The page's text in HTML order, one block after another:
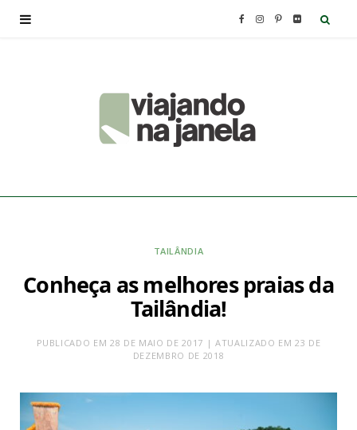
e
k
I
a
P
s
F
TAILÂNDIA
Conheça as melhores praias da
Tailândia!
PUBLICADO EM 28 DE MAIO DE 2017 | ATUALIZADO EM 23 DE
DEZEMBRO DE 2018